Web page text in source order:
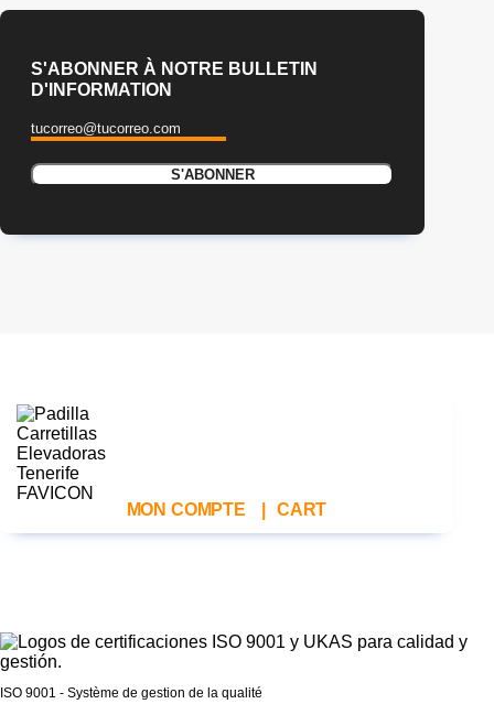
S'ABONNER À NOTRE BULLETIN
D'INFORMATION
MON COMPTE CART
ISO 9001 - Système de gestion de la qualité